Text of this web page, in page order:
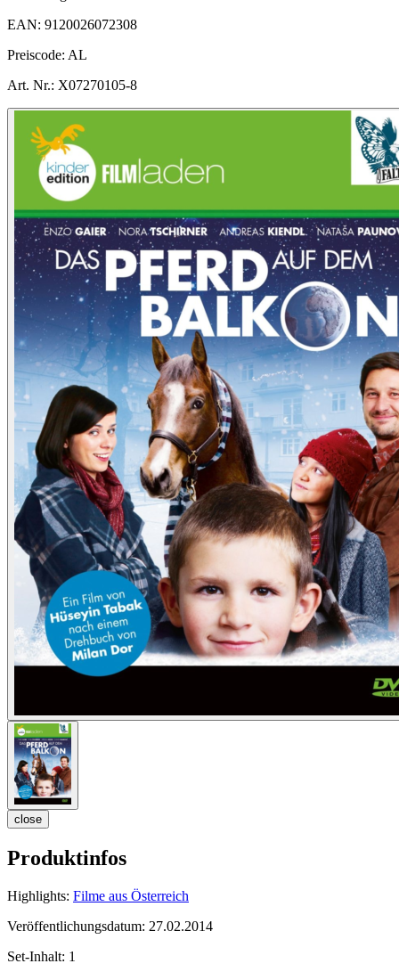
EAN: 9120026072308
Preiscode: AL
Art. Nr.: X07270105-8
close
Produktinfos
Highlights: Filme aus Österreich
Veröffentlichungsdatum: 27.02.2014
Set-Inhalt: 1